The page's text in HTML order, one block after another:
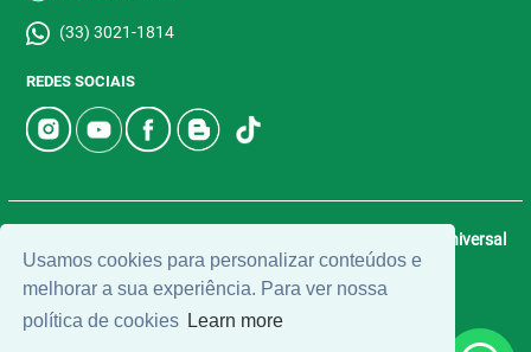
Usamos cookies para personalizar conteúdos e
melhorar a sua experiência. Para ver nossa
política de cookies Learn more
(33) 3021-1814
REDES SOCIAIS
Universal
Software.